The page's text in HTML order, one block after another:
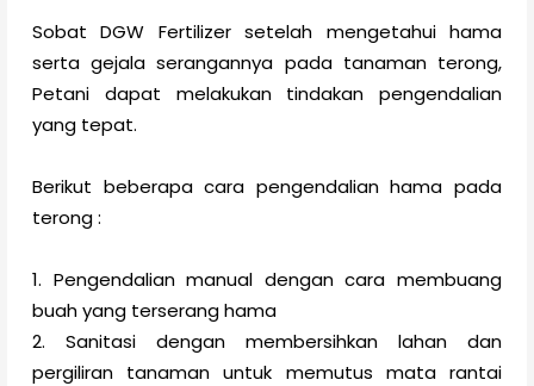
Sobat DGW Fertilizer setelah mengetahui hama
serta gejala serangannya pada tanaman terong,
Petani dapat melakukan tindakan pengendalian
yang tepat.
Berikut beberapa cara pengendalian hama pada
terong :
1. Pengendalian manual dengan cara membuang
buah yang terserang hama
2. Sanitasi dengan membersihkan lahan dan
pergiliran tanaman untuk memutus mata rantai